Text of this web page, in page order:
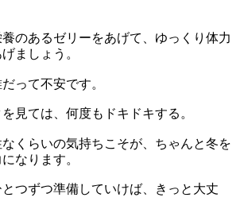
のあるゼリーをあげて、ゆっくり体力
ましょう。
って不安です。
見ては、何度もドキドキする。
くらいの気持ちこそが、ちゃんと冬を
なります。
つずつ準備していけば、きっと大丈